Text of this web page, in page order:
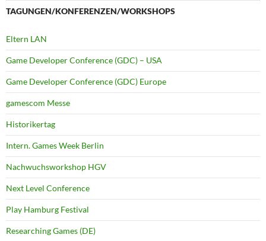
TAGUNGEN/KONFERENZEN/WORKSHOPS
Eltern LAN
Game Developer Conference (GDC) – USA
Game Developer Conference (GDC) Europe
gamescom Messe
Historikertag
Intern. Games Week Berlin
Nachwuchsworkshop HGV
Next Level Conference
Play Hamburg Festival
Researching Games (DE)